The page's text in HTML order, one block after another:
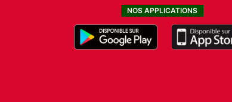
NOS APPLICATIONS